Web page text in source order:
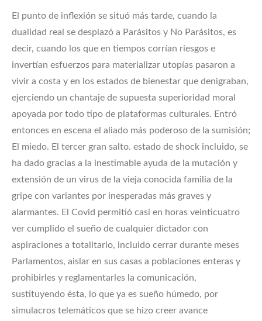
El punto de inflexión se situó más tarde, cuando la
dualidad real se desplazó a Parásitos y No Parásitos, es
decir, cuando los que en tiempos corrían riesgos e
invertían esfuerzos para materializar utopías pasaron a
vivir a costa y en los estados de bienestar que denigraban,
ejerciendo un chantaje de supuesta superioridad moral
apoyada por todo tipo de plataformas culturales. Entró
entonces en escena el aliado más poderoso de la sumisión;
El miedo. El tercer gran salto. estado de shock incluido, se
ha dado gracias a la inestimable ayuda de la mutación y
extensión de un virus de la vieja conocida familia de la
gripe con variantes por inesperadas más graves y
alarmantes. El Covid permitió casi en horas veinticuatro
ver cumplido el sueño de cualquier dictador con
aspiraciones a totalitario, incluido cerrar durante meses
Parlamentos, aislar en sus casas a poblaciones enteras y
prohibirles y reglamentarles la comunicación,
sustituyendo ésta, lo que ya es sueño húmedo, por
simulacros telemáticos que se hizo creer avance